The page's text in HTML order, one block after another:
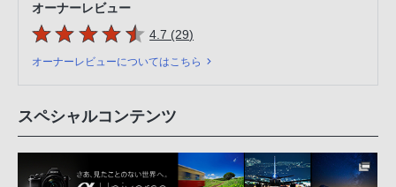
オーナーレビュー
5つの星のうち
4.7 (29件のレビュー
)
オーナーレビューについてはこちら
スペシャルコンテンツ